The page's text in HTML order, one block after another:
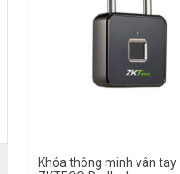
Khóa thông minh vân tay